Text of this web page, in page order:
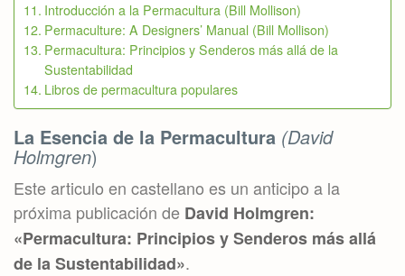
Introducción a la Permacultura (Bill Mollison)
Permaculture: A Designers’ Manual (Bill Mollison)
Permacultura: Principios y Senderos más allá de la
Sustentabilidad
Libros de permacultura populares
La Esencia de la Permacultura (David
Holmgren)
Este articulo en castellano es un anticipo a la
próxima publicación de David Holmgren:
«Permacultura: Principios y Senderos más allá
de la Sustentabilidad».